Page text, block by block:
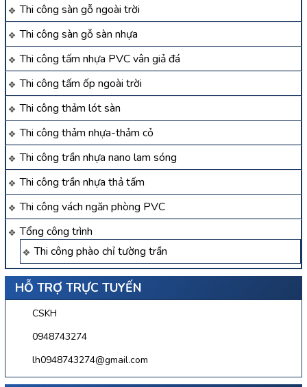
Thi công sàn gỗ ngoài trời
Thi công sàn gỗ sàn nhựa
Thi công tấm nhựa PVC vân giả đá
Thi công tấm ốp ngoài trời
Thi công thảm lót sàn
Thi công thảm nhựa-thảm cỏ
Thi công trần nhựa nano lam sóng
Thi công trần nhựa thả tấm
Thi công vách ngăn phòng PVC
Tổng công trình
Thi công phào chỉ tường trần
HỖ TRỢ TRỰC TUYẾN
CSKH
0948743274
lh0948743274@gmail.com